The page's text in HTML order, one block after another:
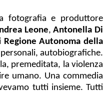
fotografia e produttore
Leone,Antonella Di
Regione Autonoma della
autobiografiche.
premeditata, la violenza
umano. Una commedia
tutti insieme. Tutti